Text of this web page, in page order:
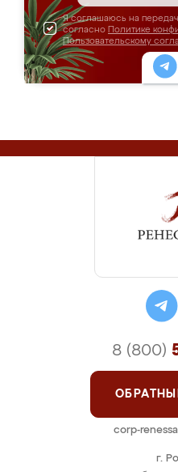
Я соглашаюсь на
согласно Политике
Пользовательскому
г.
8 (800)
corp-